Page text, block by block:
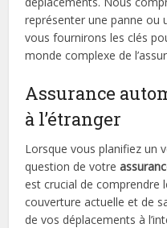
représenter une panne ou
vous fournirons les clés
monde complexe de
Assurance
à l’étranger
Lorsque vous planifiez un
question de votre
est crucial de comprendre
couverture actuelle et de
de vos déplacements à